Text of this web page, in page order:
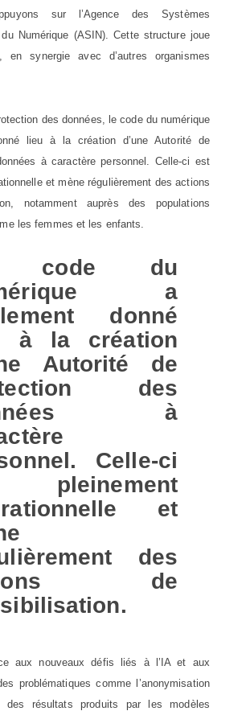
sur l’Agence des Systèmes
du Numérique (ASIN). Cette structure joue
en synergie avec d’autres organismes
des données, le code du numérique
lieu à la création d’une Autorité de
à caractère personnel. Celle-ci est
et mène régulièrement des actions
notamment auprès des populations
les femmes et les enfants.
code du
a
donné
à la création
Autorité de
des
à
Celle-ci
pleinement
et
des
de
aux nouveaux défis liés à l’IA et aux
problématiques comme l’anonymisation
des résultats produits par les modèles